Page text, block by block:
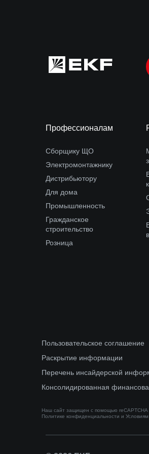
Профессионалам
Сборщику ЩО
Электромонтажнику
Дистрибьютору
Для дома
Промышленность
Гражданское
строительство
Розница
Пользовательское соглашение
Раскрытие информации
Перечень инсайдерской
Консолидированная
Наш сайт защищен с помощью reCAPTCHA
Политике конфиденциальности и